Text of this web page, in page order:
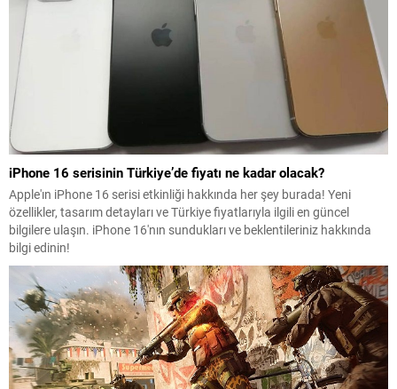
iPhone 16 serisinin Türkiye’de fiyatı ne kadar olacak?
Apple'ın iPhone 16 serisi etkinliği hakkında her şey burada! Yeni
özellikler, tasarım detayları ve Türkiye fiyatlarıyla ilgili en güncel
bilgilere ulaşın. iPhone 16'nın sundukları ve beklentileriniz hakkında
bilgi edinin!